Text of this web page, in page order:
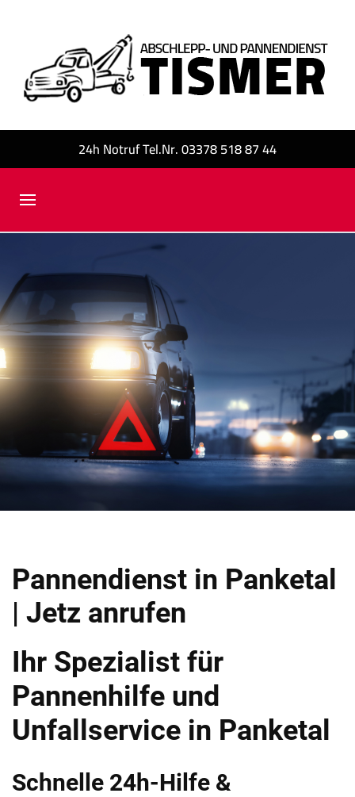
24h Notruf Tel.Nr. 03378 518 87 44
Pannendienst in Panketal
| Jetz anrufen
Ihr Spezialist für
Pannenhilfe und
Unfallservice in Panketal
Schnelle 24h-Hilfe &